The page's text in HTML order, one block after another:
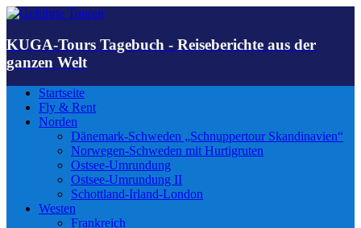
KUGA-Tours Tagebuch - Reiseberichte aus der
ganzen Welt
Startseite
Fly & Rent
Norden
Dänemark-Schweden „Schnuppertour Skandinavien“
Norwegen-Schweden mit Hurtigruten
Ostsee-Umrundung
Ostsee-Umrundung II
Schottland-Irland-London
Westen
Frankreich